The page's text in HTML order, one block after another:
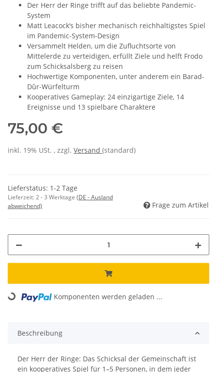
Der Herr der Ringe trifft auf das beliebte Pandemic-
System
Matt Leacock‘s bisher mechanisch reichhaltigstes Spiel
im Pandemic-System-Design
Versammelt Helden, um die Zufluchtsorte von
Mittelerde zu verteidigen, erfüllt Ziele und helft Frodo
zum Schicksalsberg zu reisen
Hochwertige Komponenten, unter anderem ein Barad-
Dûr-Würfelturm
Kooperatives Gameplay: 24 einzigartige Ziele, 14
Ereignisse und 13 spielbare Charaktere
75,00 €
inkl. 19% USt. , zzgl. Versand (standard)
Lieferstatus: 1-2 Tage
Lieferzeit:2 - 3 Werktage (DE - Ausland
abweichend)
Frage zum Artikel
Loading... Komponenten werden geladen ...
Beschreibung
Der Herr der Ringe: Das Schicksal der Gemeinschaft ist
ein kooperatives Spiel für 1–5 Personen, in dem jeder